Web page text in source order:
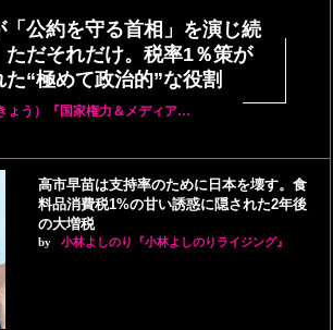
「公約を守る首相」を演じ続
ただそれだけ。税率1％策が
“極めて政治的”な役割
ょう）『国家権力＆メディア…
高市早苗は支持率のために日本を壊す。食
料品消費税1%の甘い誘惑に隠された2年後
の大増税
by 小林よしのり『小林よしのりライジング』